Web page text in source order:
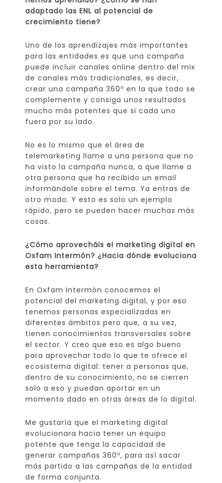
adaptado las ENL al potencial de
crecimiento tiene?
Uno de los aprendizajes más importantes
para las entidades es que una campaña
puede incluir canales online dentro del mix
de canales más tradicionales, es decir,
crear una campaña 360º en la que todo se
complemente y consiga unos resultados
mucho más potentes que si cada uno
fuera por su lado.
No es lo mismo que el área de
telemarketing llame a una persona que no
ha visto la campaña nunca, a que llame a
otra persona que ha recibido un email
informándole sobre el tema. Ya entras de
otro modo. Y esto es solo un ejemplo
rápido, pero se pueden hacer muchas más
cosas.
¿Cómo aprovecháis el marketing digital en
Oxfam Intermón? ¿Hacia dónde evoluciona
esta herramienta?
En Oxfam Intermón conocemos el
potencial del marketing digital, y por eso
tenemos personas especializadas en
diferentes ámbitos pero que, a su vez,
tienen conocimientos transversales sobre
el sector. Y creo que eso es algo bueno
para aprovechar todo lo que te ofrece el
ecosistema digital: tener a personas que,
dentro de su conocimiento, no se cierren
solo a eso y puedan aportar en un
momento dado en otras áreas de lo digital.
Me gustaría que el marketing digital
evolucionara hacia tener un equipo
potente que tenga la capacidad de
generar campañas 360º, para así sacar
más partido a las campañas de la entidad
de forma conjunta.